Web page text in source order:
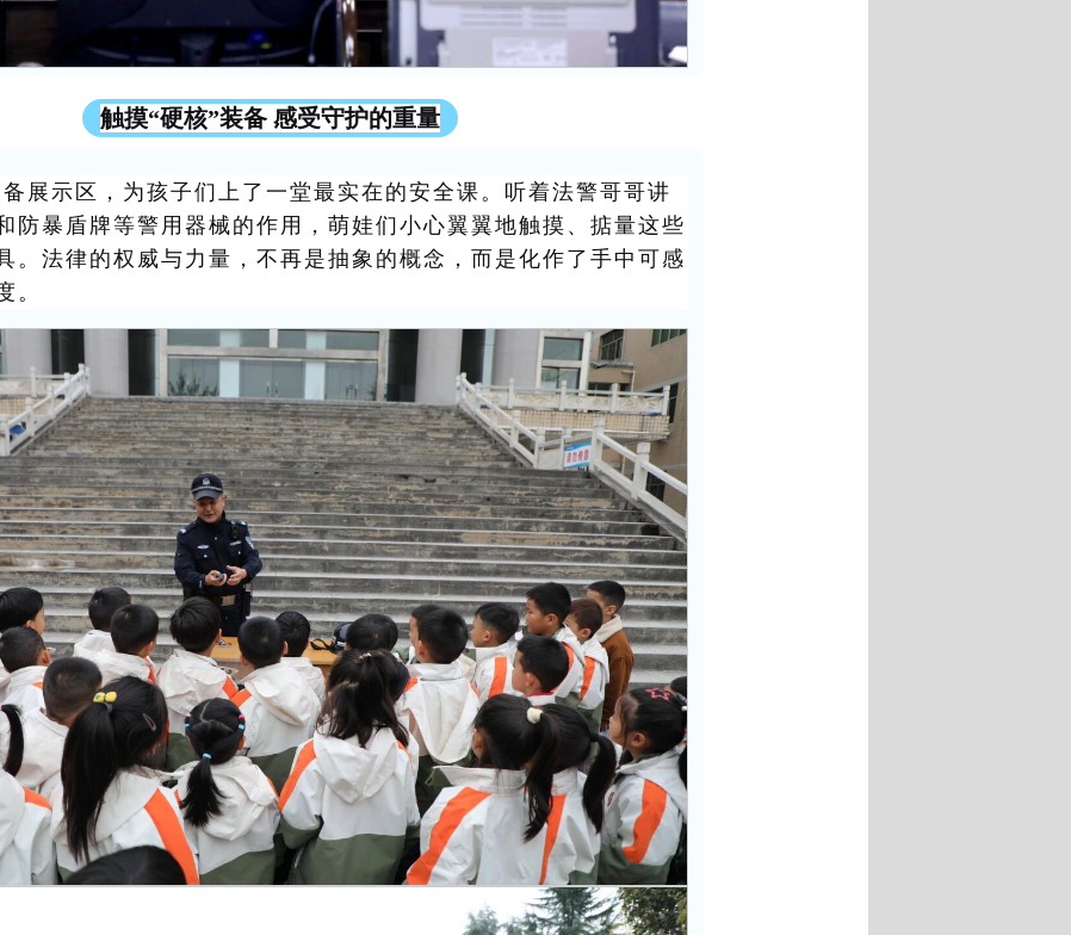
触摸“硬核”装备 感受守护的重量
展示区，为孩子们上了一堂最实在的安全课。听着法警哥哥讲
防暴盾牌等警用器械的作用，萌娃们小心翼翼地触摸、掂量这些
。法律的权威与力量，不再是抽象的概念，而是化作了手中可感
。